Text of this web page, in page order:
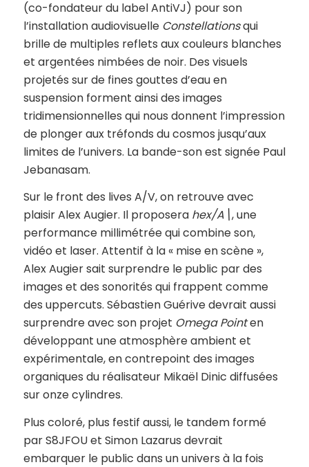
(co-fondateur du label AntiVJ) pour son
l’installation audiovisuelle Constellationsqui
brille de multiples reflets aux couleurs blanches
et argentées nimbées de noir. Des visuels
projetés sur de fines gouttes d’eau en
suspension forment ainsi des images
tridimensionnelles qui nous donnent l’impression
de plonger aux tréfonds du cosmos jusqu’aux
limites de l’univers. La bande-son est signée Paul
Jebanasam.
Sur le front des lives A/V, on retrouve avec
plaisir Alex Augier. Il proposera hex/A\, une
performance millimétrée qui combine son,
vidéo et laser. Attentif à la « mise en scène »,
Alex Augier sait surprendre le public par des
images et des sonorités qui frappent comme
des uppercuts. Sébastien Guérive devrait aussi
surprendre avec son projet Omega Pointen
développant une atmosphère ambient et
expérimentale, en contrepoint des images
organiques du réalisateur Mikaël Dinic diffusées
sur onze cylindres.
Plus coloré, plus festif aussi, le tandem formé
par S8JFOU et Simon Lazarus devrait
embarquer le public dans un univers à la fois